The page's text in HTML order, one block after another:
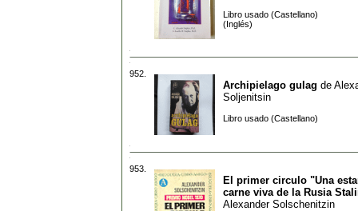
Libro usado (Castellano)
(Inglés)
952.
Archipielago gulag de
Soljenitsin
Libro usado (Castellano)
953.
El primer circulo "Una
carne viva de la Rusia
Alexander Solschenitzin